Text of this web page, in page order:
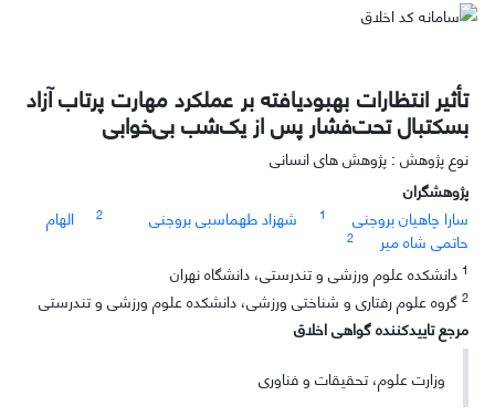
تأثیر انتظارات بهبودیافته بر عملکرد مهارت پرتاب آزاد
بسکتبال تحت‌فشار پس از یک‌شب بی‌خوابی
نوع پژوهش : پژوهش های انسانی
پژوهشگران
سارا چاهیان بروجنی
1 شهزاد طهماسبی بروجنی 2
الهام
حاتمی شاه میر
2
1 دانشکده علوم ورزشی و تندرستی، دانشگاه نهران
2 گروه علوم رفتاری و شناختی ورزشی، دانشکده علوم ورزشی و تندرستی
مرجع تاییدکننده گواهی اخلاق
وزارت علوم، تحقیقات و فناوری